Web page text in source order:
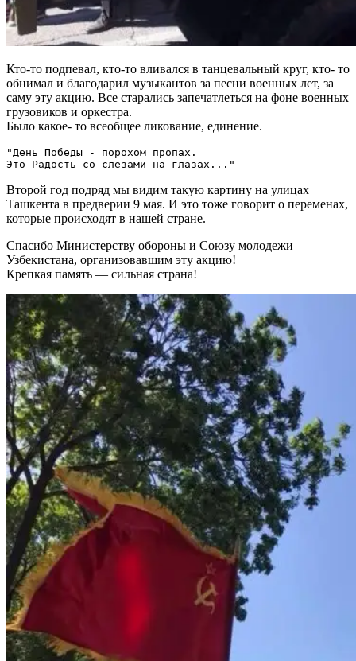
Кто-то подпевал, кто-то вливался в танцевальный круг, кто- то
обнимал и благодарил музыкантов за песни военных лет, за
саму эту акцию. Все старались запечатлеться на фоне военных
грузовиков и оркестра.
Было какое- то всеобщее ликование, единение.
"День Победы - порохом пропах.
Второй год подряд мы видим такую картину на улицах
Ташкента в предверии 9 мая. И это тоже говорит о переменах,
которые происходят в нашей стране.
Спасибо Министерству обороны и Союзу молодежи
Узбекистана, организовавшим эту акцию!
Крепкая память — сильная страна!